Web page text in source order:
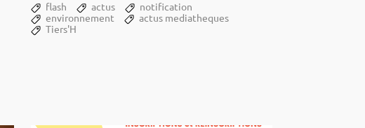
flash actus
notification
environnement
actus mediatheques
Tiers'H